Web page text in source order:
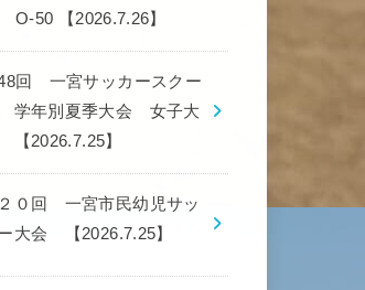
O-50 【2026.7.26】
回 一宮サッカースクー
学年別夏季大会 女子大
2026.7.25】
０回 一宮市民幼児サッ
大会 【2026.7.25】